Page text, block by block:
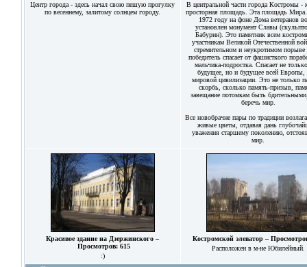
Центр города - здесь начал свою пешую прогулку
по весеннему, залитому солнцем городу.
В центральной части города Костромы -
просторная площадь. Эта площадь
1972 году на фоне Дома ветеранов
установлен монумент Славы
Бабурин). Это памятник всем
участникам Великой Отечественной
стремительном и неукротимом порыве
победитель спасает от фашисткого
мальчика-подростка. Спасает не
будущее, но и будущее всей Европы,
мировой цивилизации. Это не только
скорбь, сколько память-призыв,
завещание потомкам быть
беречь мир.
Все новобрачне пары по традиции
живые цветы, отдавая дань
уважения старшему поколению,
мир.
Красивое здание на Дзержинского –
Просмотров: 615
:)
Костромской элеватор –
Расположен в м-не Юбилейный.